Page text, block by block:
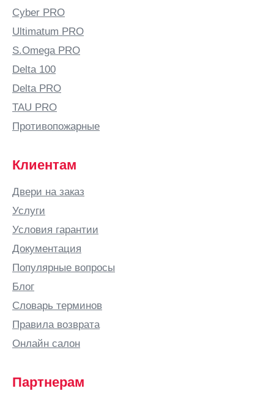
Балашиха
Балашов
Балтай
Барановичи
Барнаул
Барыш
Батайск
Белая
Калитва
Белгород
Белово
Белозерск
Белорецк
Белореченск
Березники
Бийск
Бишкек
Благовещенск
Богородск
Cyber PRO
Ultimatum PRO
S.Omega PRO
Delta 100
Delta PRO
TAU PRO
Противопожарные
Клиентам
Двери на заказ
Услуги
Условия гарантии
Документация
Популярные вопросы
Блог
Словарь терминов
Правила возврата
Онлайн салон
Партнерам